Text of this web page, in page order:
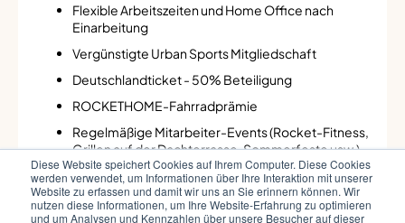
Diese Website speichert Cookies auf Ihrem Computer. Diese Cookies
werden verwendet, um Informationen über Ihre Interaktion mit unserer
Website zu erfassen und damit wir uns an Sie erinnern können. Wir
nutzen diese Informationen, um Ihre Website-Erfahrung zu optimieren
und um Analysen und Kennzahlen über unsere Besucher auf dieser
Flexible Arbeitszeiten und Home Office nach
Einarbeitung
Vergünstigte Urban Sports Mitgliedschaft
Deutschlandticket - 50% Beteiligung
ROCKETHOME-Fahrradprämie
Regelmäßige Mitarbeiter-Events (Rocket-Fitness,
Grillen auf der Dachterrasse, Sommerfeste usw.)
Auch die klassischen Anforderungen, wie die
zentrale Lage des Büros in der Kölner Südstadt,
Kickerpausen, leckere Getränke, Snacks und